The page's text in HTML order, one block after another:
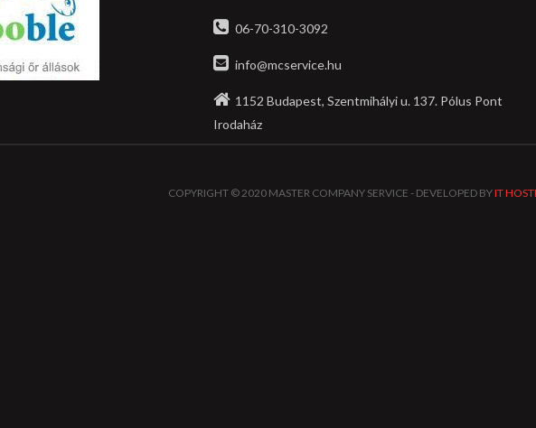
06-70-310-3092
info@mcservice.hu
1152 Budapest, Szentmihályi u. 137. Pólus Pont
Irodaház
COPYRIGHT © 2020 MASTER COMPANY SERVICE - DEVELOPED BYIT